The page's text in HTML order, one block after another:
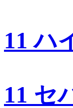
11 ハ
11 セ